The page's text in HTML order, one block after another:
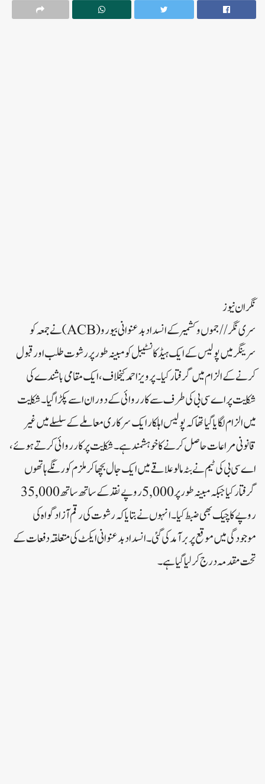
نگران نیوز
سری نگر//جموں و کشمیر کے انسداد بدعنوانی بیورو (ACB)نے جمعہ کو
سرینگر میں پولیس کے ایک ہیڈ کانسٹیبل کو مبینہ طور پر رشوت طلب اور قبول
کرنے کے الزام میں گرفتار کیا۔ پرویز احمد کیخلاف، ایک مقامی باشندے کی
شکایت پر اے سی بی کی طرف سے کارروائی کے دوران اسے پکڑا گیا۔ شکایت
میں الزام لگایا گیا تھا کہ پولیس اہلکار ایک سرکاری معاملے کے سلسلے میں غیر
قانونی مراعات حاصل کرنے کا خوہشمند ہے۔شکایت پر کارروائی کرتے ہوئے،
اے سی بی کی ٹیم نے بٹہ مالو علاقے میں ایک جال بچھا کر ملزم کو رنگے ہاتھوں
گرفتار کیا جبکہ مبینہ طور پر 5,000 روپے نقد کے ساتھ ساتھ 35,000
روپے کا چیک بھی ضبط کیا۔ انہوں نے بتایا کہ رشوت کی رقم آزاد گواہ کی
موجودگی میں موقع پر برآمد کی گئی۔انسداد بدعنوانی ایکٹ کی متعلقہ دفعات کے
تحت مقدمہ درج کر لیا گیا ہے۔